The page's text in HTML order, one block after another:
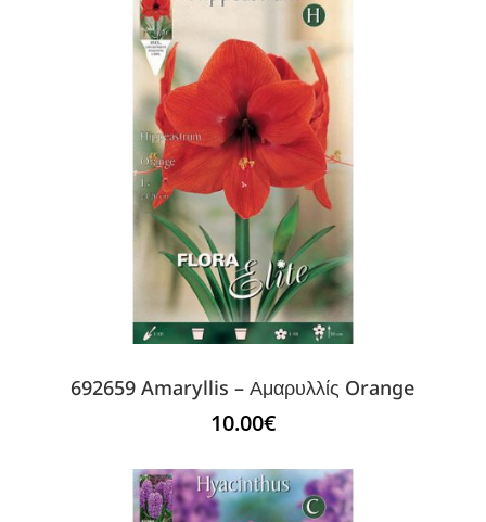
692659 Amaryllis – Αμαρυλλίς Orange
10.00€